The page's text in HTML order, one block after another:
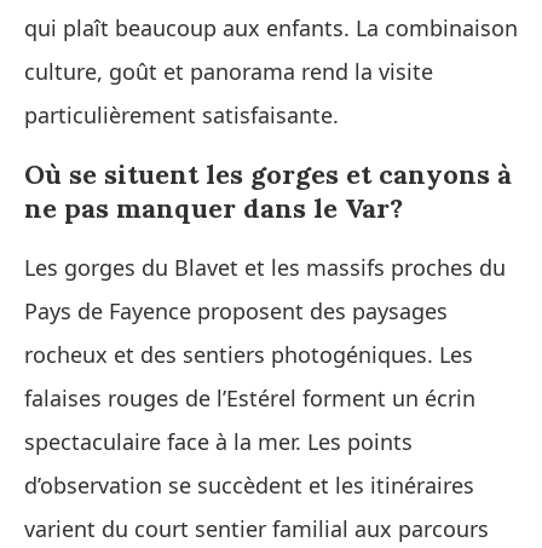
qui plaît beaucoup aux enfants. La combinaison
culture, goût et panorama rend la visite
particulièrement satisfaisante.
Où se situent les gorges et canyons à
ne pas manquer dans le Var?
Les gorges du Blavet et les massifs proches du
Pays de Fayence proposent des paysages
rocheux et des sentiers photogéniques. Les
falaises rouges de l’Estérel forment un écrin
spectaculaire face à la mer. Les points
d’observation se succèdent et les itinéraires
varient du court sentier familial aux parcours